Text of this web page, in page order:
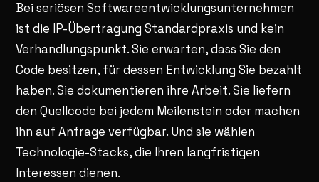
Bei seriösen Softwareentwicklungsunternehmen
ist die IP-Übertragung Standardpraxis und kein
Verhandlungspunkt. Sie erwarten, dass Sie den
Code besitzen, für dessen Entwicklung Sie bezahlt
haben. Sie dokumentieren ihre Arbeit. Sie liefern
den Quellcode bei jedem Meilenstein oder machen
ihn auf Anfrage verfügbar. Und sie wählen
Technologie-Stacks, die Ihren langfristigen
Interessen dienen.